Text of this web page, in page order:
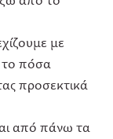
με
το πόσα
προσεκτικά
από πάνω τα